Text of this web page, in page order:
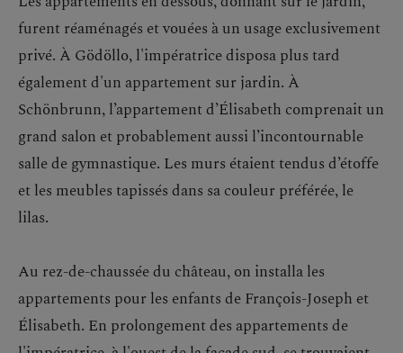
furent réaménagés et vouées à un usage exclusivement
privé. À Gödöllo, l'impératrice disposa plus tard
également d'un appartement sur jardin. À
Schönbrunn, l’appartement d’Élisabeth comprenait un
grand salon et probablement aussi l’incontournable
salle de gymnastique. Les murs étaient tendus d’étoffe
et les meubles tapissés dans sa couleur préférée, le
lilas.
Au rez-de-chaussée du château, on installa les
appartements pour les enfants de François-Joseph et
Élisabeth. En prolongement des appartements de